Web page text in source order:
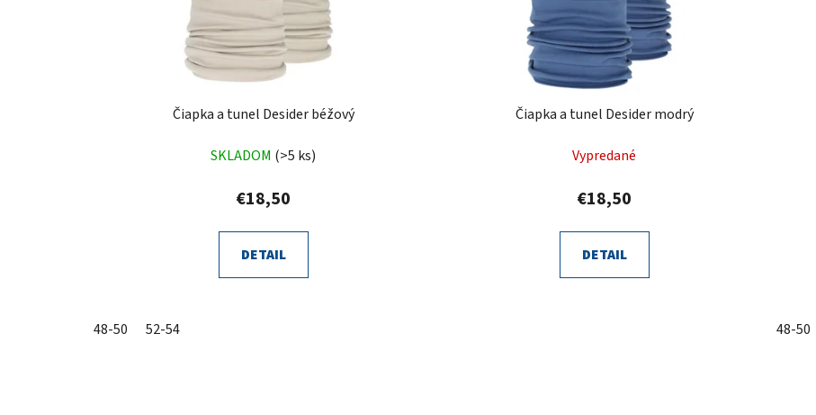
Čiapka a tunel Desider béžový
SKLADOM (>5 ks)
€18,50
DETAIL
48-50 52-54
Čiapka a tunel Desider modrý
Vypredané
€18,50
DETAIL
48-50